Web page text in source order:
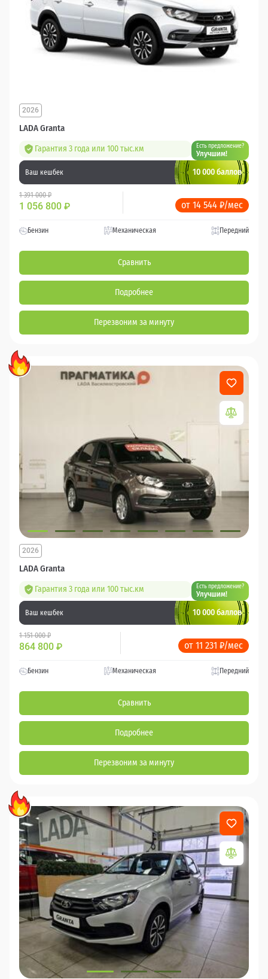
LADA Granta
2026
Гарантия 3 года или 100 тыс.км Есть предложение?
Улучшим!
Ваш кешбек 10 000 баллов
1 391 000 ₽
1 056 800 ₽ от 14 544 ₽/мес
Бензин Механическая Передний
Сравнить
Подробнее
Перезвоним за минуту
LADA Granta
2026
Гарантия 3 года или 100 тыс.км Есть предложение?
Улучшим!
Ваш кешбек 10 000 баллов
1 151 000 ₽
864 800 ₽ от 11 231 ₽/мес
Бензин Механическая Передний
Сравнить
Подробнее
Перезвоним за минуту